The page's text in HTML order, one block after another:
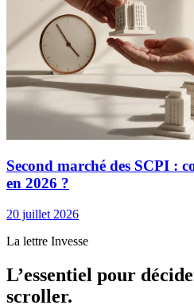
Second marché des SCPI :
en 2026 ?
20 juillet 2026
La lettre Invesse
L’essentiel pour
scroller.